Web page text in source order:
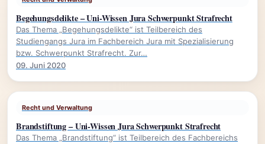
Begehungsdelikte – Uni-Wissen Jura Schwerpunkt Strafrecht
Das Thema „Begehungsdelikte“ ist Teilbereich des
Studiengangs Jura im Fachbereich Jura mit Spezialisierung
bzw. Schwerpunkt Strafrecht. Zur…
09. Juni 2020
Recht und Verwaltung
Brandstiftung – Uni-Wissen Jura Schwerpunkt Strafrecht
Das Thema „Brandstiftung“ ist Teilbereich des Fachbereichs